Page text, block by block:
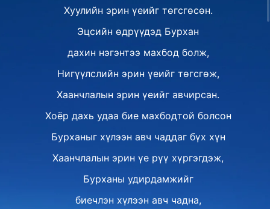
Хуулийн эрин үеийг төгсгөсөн.
Эцсийн өдрүүдэд Бурхан
дахин нэгэнтээ махбод болж,
Нигүүлслийн эрин үеийг төгсгөж,
Хаанчлалын эрин үеийг авчирсан.
Хоёр дахь удаа бие махбодтой болсон
Бурханыг хүлээн авч чаддаг бүх хүн
Хаанчлалын эрин үе рүү хүргэгдэж,
Бурханы удирдамжийг
биечлэн хүлээн авч чадна,